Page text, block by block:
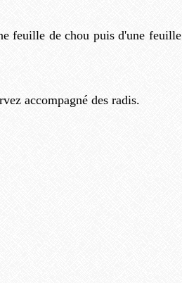
feuille de chou puis d'une feuille
accompagné des radis.